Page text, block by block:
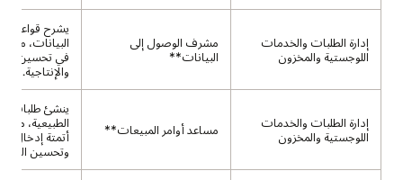
إدارة الطلبات والخدمات
اللوجستية والمخزون
مشرف الوصول إلى
البيانات**
يشرح قواعد
البيانات، مما
في تحسين
والإنتاجية.
إدارة الطلبات والخدمات
اللوجستية والمخزون
مساعد أوامر المبيعات**
ينشئ طلبات
الطبيعية، مما
أتمتة إدخال
وتحسين الدقة.